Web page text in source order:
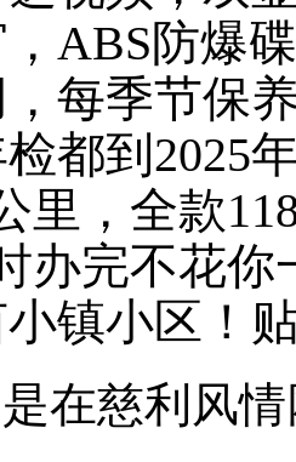
ABS防爆
每季节保
都到2025
里，全款
办完不花
镇小区！
在慈利风